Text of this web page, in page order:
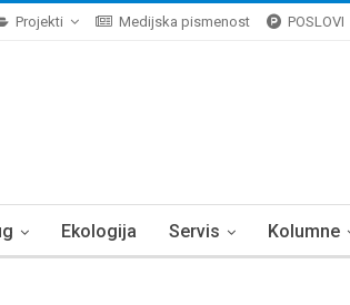
Projekti Medijska pismenost POSLOVI
Ekologija Servis Kolumne